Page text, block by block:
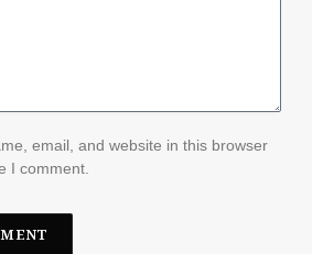
email, and website in this browser
I comment.